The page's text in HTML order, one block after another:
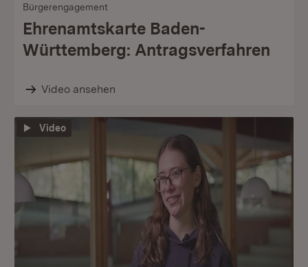
Bürgerengagement
Ehrenamtskarte Baden-
Württemberg: Antragsverfahren
Video ansehen
Video